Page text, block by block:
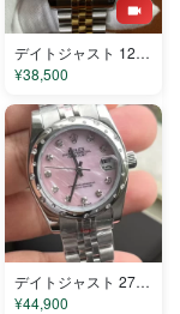
デイトジャスト 126333-001 コピー
¥38,500
デイトジャスト 279160 コピー
¥44,900